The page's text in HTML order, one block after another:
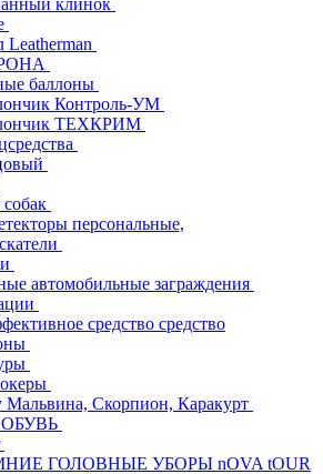
клинок
Leatherman
баллоны
Контроль-УМ
ТЕХКРИМ
персональные,
автомобильные заграждения
средство средство
Скорпион, Каракурт
ГОЛОВНЫЕ УБОРЫ nOVA tOUR